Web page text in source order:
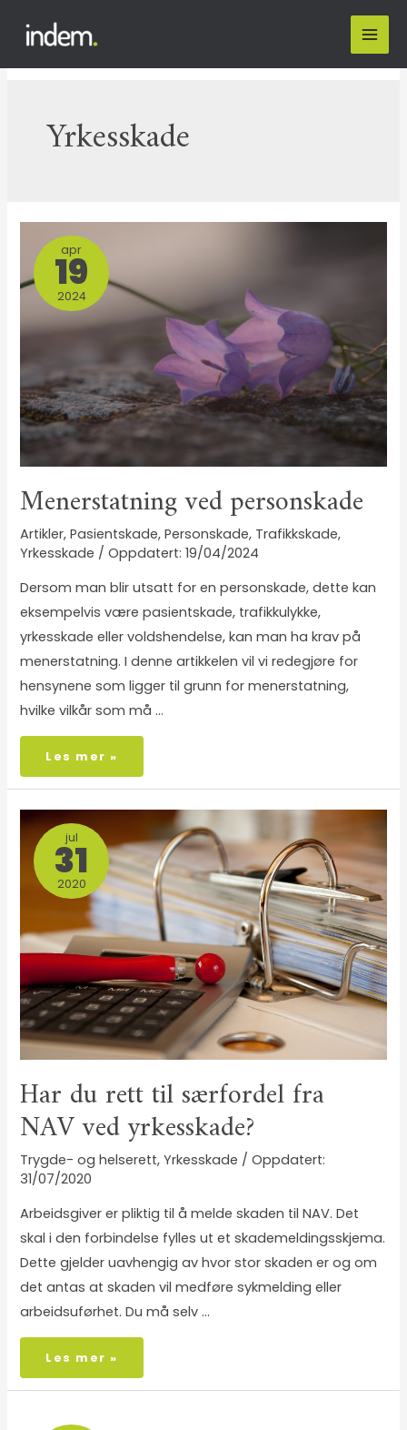
Yrkesskade
apr
19
2024
Menerstatning ved personskade
Artikler, Pasientskade, Personskade, Trafikkskade,
Yrkesskade /
19/04/2024
Dersom man blir utsatt for en personskade, dette kan
eksempelvis være pasientskade, trafikkulykke,
yrkesskade eller voldshendelse, kan man ha krav på
menerstatning. I denne artikkelen vil vi redegjøre for
hensynene som ligger til grunn for menerstatning,
hvilke vilkår som må …
Les mer »
jul
31
2020
Har du rett til særfordel fra
NAV ved yrkesskade?
Trygde- og helserett, Yrkesskade /
31/07/2020
Arbeidsgiver er pliktig til å melde skaden til NAV. Det
skal i den forbindelse fylles ut et skademeldingsskjema.
Dette gjelder uavhengig av hvor stor skaden er og om
det antas at skaden vil medføre sykmelding eller
arbeidsuførhet. Du må selv …
Les mer »